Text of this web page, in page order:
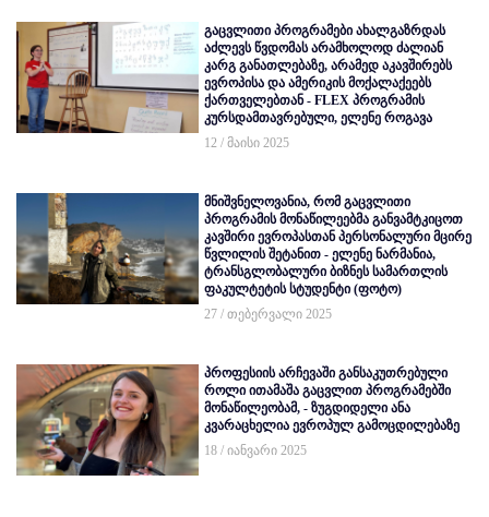
გაცვლითი პროგრამები ახალგაზრდას
აძლევს წვდომას არამხოლოდ ძალიან
კარგ განათლებაზე, არამედ აკავშირებს
ევროპისა და ამერიკის მოქალაქეებს
ქართველებთან - FLEX პროგრამის
კურსდამთავრებული, ელენე როგავა
12 / მაისი 2025
მნიშვნელოვანია, რომ გაცვლითი
პროგრამის მონაწილეებმა განვამტკიცოთ
კავშირი ევროპასთან პერსონალური მცირე
წვლილის შეტანით - ელენე ნარმანია,
ტრანსგლობალური ბიზნეს სამართლის
ფაკულტეტის სტუდენტი (ფოტო)
27 / თებერვალი 2025
პროფესიის არჩევაში განსაკუთრებული
როლი ითამაშა გაცვლით პროგრამებში
მონაწილეობამ, - ზუგდიდელი ანა
კვარაცხელია ევროპულ გამოცდილებაზე
18 / იანვარი 2025